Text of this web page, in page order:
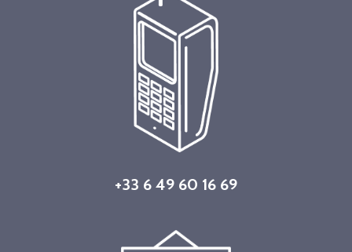
+33 6 49 60 16 69